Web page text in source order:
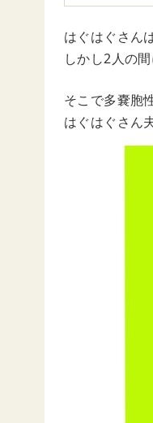
はぐはぐさん
しかし2人の
そこで多嚢胞
はぐはぐさん